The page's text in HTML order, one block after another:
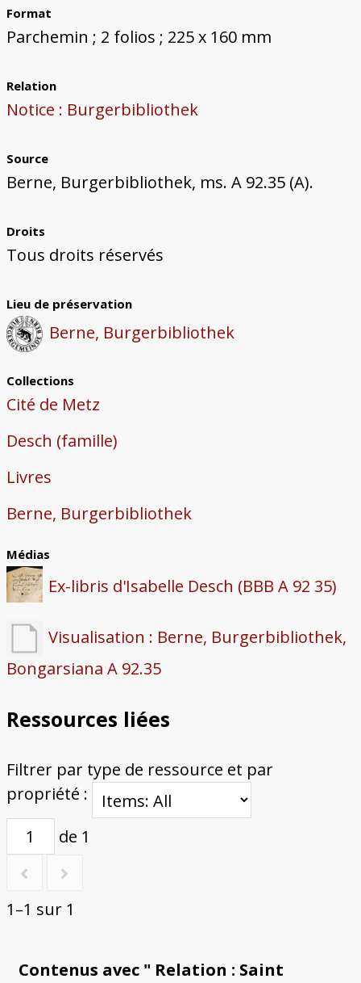
Format
Parchemin ; 2 folios ; 225 x 160 mm
Relation
Notice : Burgerbibliothek
Source
Berne, Burgerbibliothek, ms. A 92.35 (A).
Droits
Tous droits réservés
Lieu de préservation
Berne, Burgerbibliothek
Collections
Cité de Metz
Desch (famille)
Livres
Berne, Burgerbibliothek
Médias
Ex-libris d'Isabelle Desch (BBB A 92 35)
Visualisation : Berne, Burgerbibliothek,
Bongarsiana A 92.35
Ressources liées
Filtrer par type de ressource et par
propriété :
de 1
1–1 sur 1
Contenus avec " Relation : Saint